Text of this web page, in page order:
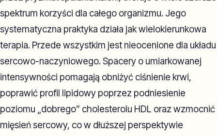
spektrum korzyści dla całego organizmu. Jego
systematyczna praktyka działa jak wielokierunkowa
terapia. Przede wszystkim jest nieocenione dla układu
sercowo-naczyniowego. Spacery o umiarkowanej
intensywności pomagają obniżyć ciśnienie krwi,
poprawić profil lipidowy poprzez podniesienie
poziomu „dobrego” cholesterolu HDL oraz wzmocnić
mięsień sercowy, co w dłuższej perspektywie